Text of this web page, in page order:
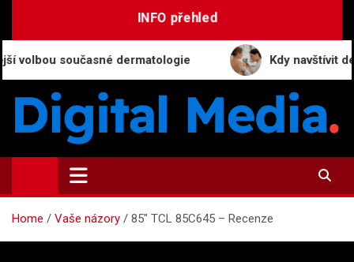
INFO přehled
současné dermatologie Kdy navštívit
Digital-Media.cz
Magazín zpravodajství a novinek
Home Vaše názory 85″ TCL 85C645 – Recenze